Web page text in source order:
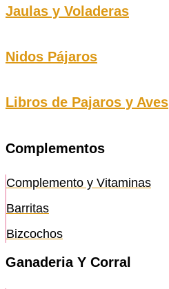
Jaulas y Voladeras
Nidos Pájaros
Libros de Pajaros y Aves
Complementos
Complemento y Vitaminas
Barritas
Bizcochos
Ganaderia Y Corral